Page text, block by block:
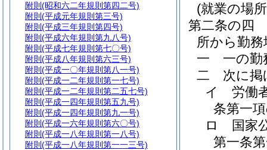
(就業の場
第二条の四
所から勤
一
一の勤
二
次に掲
イ
労働
条第一
ロ
国家
第一条
附則 (昭和六二年規則第四二号)
附則 (平成元年規則第三号)
附則 (平成三年規則第四号)
附則 (平成六年規則第九八号)
附則 (平成七年規則第七〇号)
附則 (平成八年規則第六三号)
附則 (平成一〇年規則第八一号)
附則 (平成一二年規則第一七号)
附則 (平成一二年規則第二五七号)
附則 (平成一四年規則第五九号)
附則 (平成一四年規則第九一号)
附則 (平成一六年規則第六〇号)
附則 (平成一八年規則第一八号)
附則 (平成一八年規則第一一三号)